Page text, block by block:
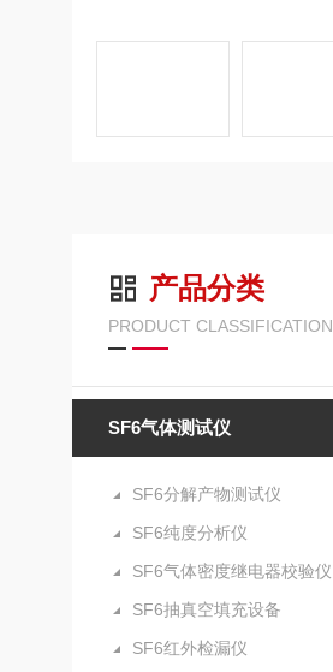
产品分类
PRODUCT CLASSIFICATION
SF6气体测试仪
SF6分解产物测试仪
SF6纯度分析仪
SF6气体密度继电器校验仪
SF6抽真空填充设备
SF6红外检漏仪